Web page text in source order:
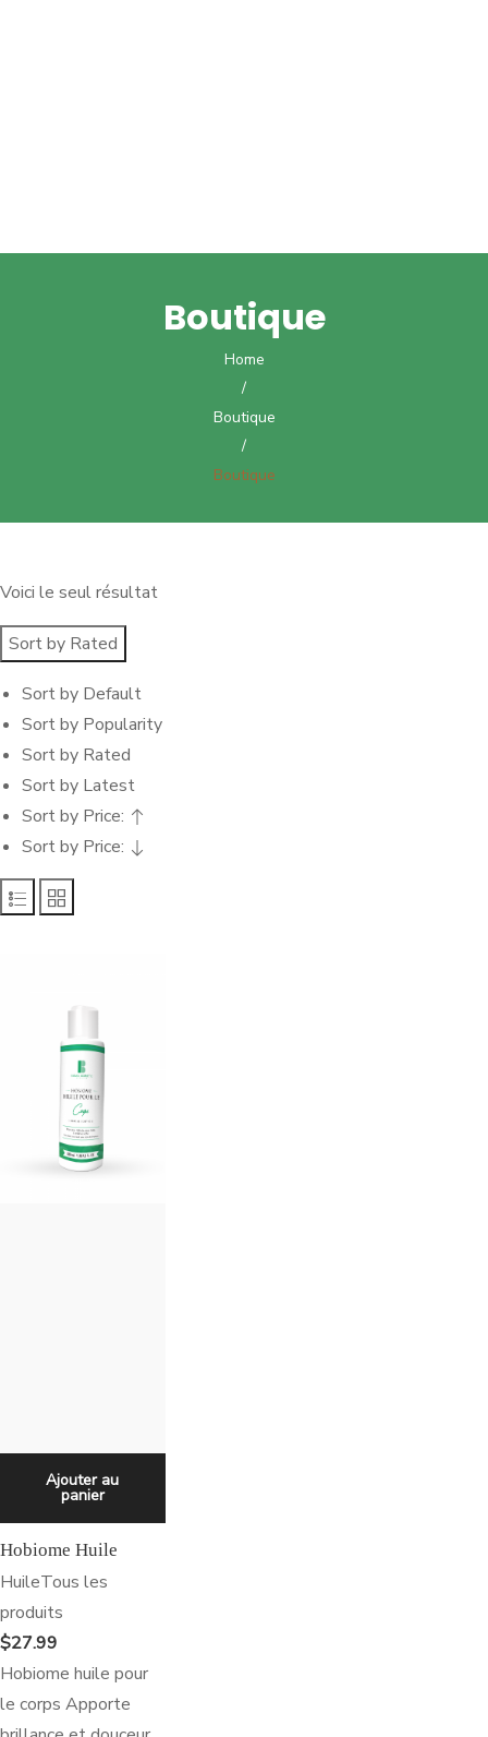
Boutique
Home
/
Boutique
/
Boutique
Voici le seul résultat
Sort by Rated
Sort by Default
Sort by Popularity
Sort by Rated
Sort by Latest
Sort by Price:
Sort by Price:
Hobiome
Ajouter au
panier
Hobiome Huile
HuileTous les
produits
$27.99
Hobiome huile pour
le corps Apporte